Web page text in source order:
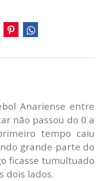
Anariense entre
não passou do 0 a
tempo caiu
grande parte do
ficasse tumultuado
dois lados.